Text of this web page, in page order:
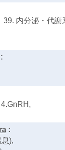
内分泌・代謝
:
),